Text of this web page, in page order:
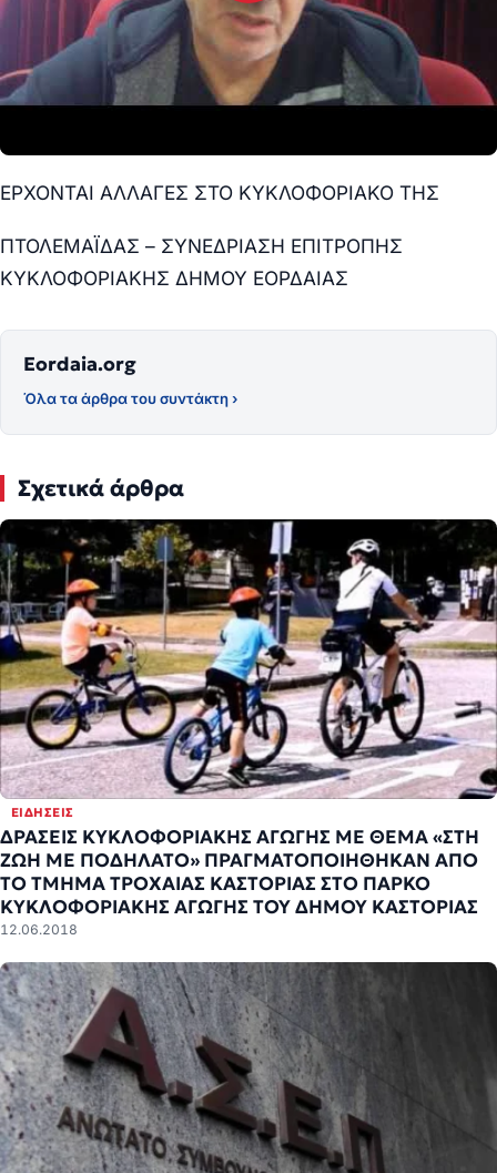
ΕΡΧΟΝΤΑΙ ΑΛΛΑΓΕΣ ΣΤΟ ΚΥΚΛΟΦΟΡΙΑΚΟ ΤΗΣ
ΠΤΟΛΕΜΑΪΔΑΣ – ΣΥΝΕΔΡΙΑΣΗ ΕΠΙΤΡΟΠΗΣ
ΚΥΚΛΟΦΟΡΙΑΚΗΣ ΔΗΜΟΥ ΕΟΡΔΑΙΑΣ
Eordaia.org
Όλα τα άρθρα του συντάκτη ›
Σχετικά άρθρα
ΕΙΔΉΣΕΙΣ
ΔΡΑΣΕΙΣ ΚΥΚΛΟΦΟΡΙΑΚΗΣ ΑΓΩΓΗΣ ΜΕ ΘΕΜΑ «ΣΤΗ
ΖΩΗ ΜΕ ΠΟΔΗΛΑΤΟ» ΠΡΑΓΜΑΤΟΠΟΙΗΘΗΚΑΝ ΑΠΟ
ΤΟ ΤΜΗΜΑ ΤΡΟΧΑΙΑΣ ΚΑΣΤΟΡΙΑΣ ΣΤΟ ΠΑΡΚΟ
ΚΥΚΛΟΦΟΡΙΑΚΗΣ ΑΓΩΓΗΣ ΤΟΥ ΔΗΜΟΥ ΚΑΣΤΟΡΙΑΣ
12.06.2018